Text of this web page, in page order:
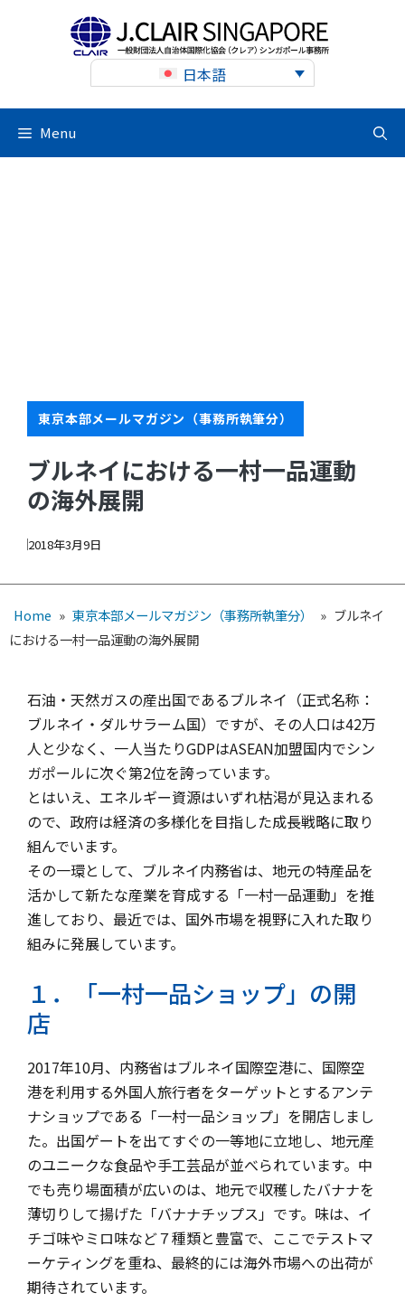
日本語
Menu
東京本部メールマガジン（事務所執筆分）
ブルネイにおける一村一品運動
の海外展開
2018年3月9日
Home » 東京本部メールマガジン（事務所執筆分） » ブルネイ
における一村一品運動の海外展開
石油・天然ガスの産出国であるブルネイ（正式名称：
ブルネイ・ ダルサラーム国）ですが、その人口は42万
人と少なく、 一人当たりGDPはASEAN加盟国内でシン
ガポールに次ぐ第2位を誇っています。
とはいえ、エネルギー資源はいずれ枯渇が見込まれる
ので、 政府は経済の多様化を目指した成長戦略に取り
組んでいます。
その一環として、ブルネイ内務省は、 地元の特産品を
活かして新たな産業を育成する「一村一品運動」を推
進しており、最近では、 国外市場を視野に入れた取り
組みに発展しています。
１．「一村一品ショップ」の開
店
2017年10月、内務省はブルネイ国際空港に、 国際空
港を利用する外国人旅行者をターゲットとするアンテ
ナショップである「一村一品ショップ」 を開店しまし
た。出国ゲートを出てすぐの一等地に立地し、 地元産
のユニークな食品や手工芸品が並べられています。中
でも売り場面積が広いのは、 地元で収穫したバナナを
薄切りして揚げた「バナナチップス」です。味は、 イ
チゴ味やミロ味など７種類と豊富で、ここでテストマ
ーケティングを重ね、 最終的には海外市場への出荷が
期待されています。